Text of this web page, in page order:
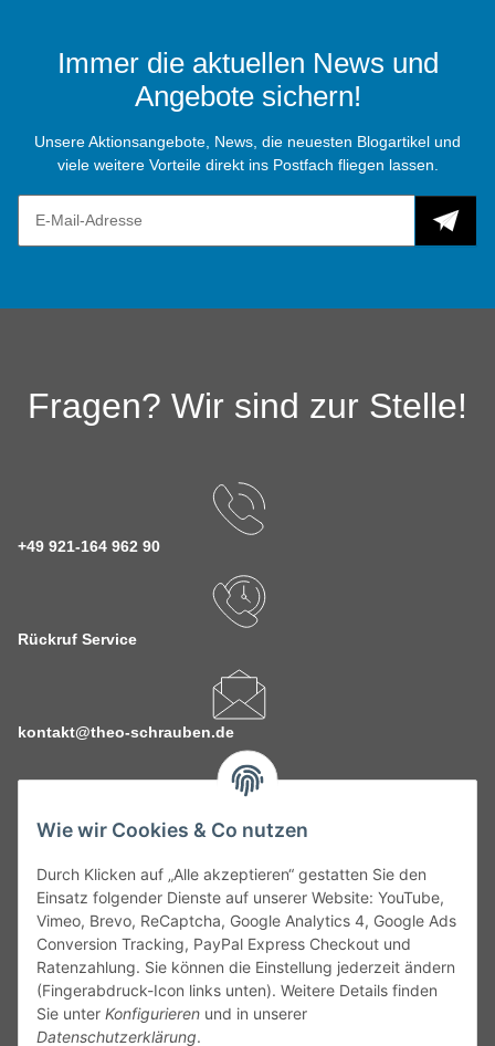
Wie wir Cookies & Co nutzen
Durch Klicken auf „Alle akzeptieren“ gestatten Sie den
Einsatz folgender Dienste auf unserer Website: YouTube,
Vimeo, Brevo, ReCaptcha, Google Analytics 4, Google Ads
Conversion Tracking, PayPal Express Checkout und
Ratenzahlung. Sie können die Einstellung jederzeit ändern
(Fingerabdruck-Icon links unten). Weitere Details finden
Sie unter Konfigurieren und in unserer
Datenschutzerklärung.
Immer die aktuellen News und
Angebote sichern!
Unsere Aktionsangebote, News, die neuesten Blogartikel und
viele weitere Vorteile direkt ins Postfach fliegen lassen.
Fragen? Wir sind zur Stelle!
+49 921-164 962 90
Rückruf Service
kontakt@theo-schrauben.de
Service
Gesetzliche Informationen
Alle technischen Angaben ohne Gewähr. Irrtümer und fehlerhafte
Angaben vorbehalten. Wenn Sie Datenblätter oder spezielle